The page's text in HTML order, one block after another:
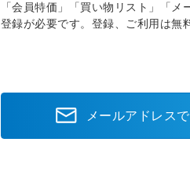
「会員特価」「買い物リスト」「
登録が必要です。登録、ご利用は無
メールアドレス